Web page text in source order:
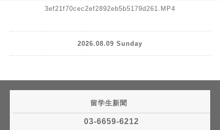
3ef21f70cec2ef2892eb5b5179d261.MP4
2026.08.09 Sunday
留学生新聞
03-6659-6212